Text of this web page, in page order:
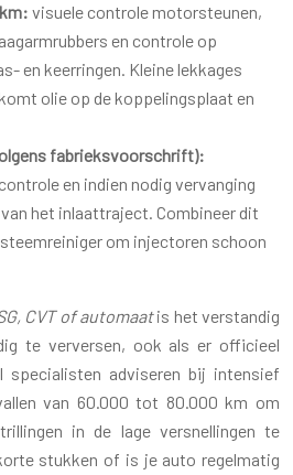
visuele controle motorsteunen,
en controle op
en keerringen. Kleine lekkages
olie op de koppelingsplaat en
fabrieksvoorschrift):
en indien nodig vervanging
het inlaattraject. Combineer dit
om injectoren schoon
CVT of automaatis het verstandig
te verversen, ook als er officieel
specialisten adviseren bij intensief
van 60.000 tot 80.000 km om
in de lage versnellingen te
stukken of is je auto regelmatig